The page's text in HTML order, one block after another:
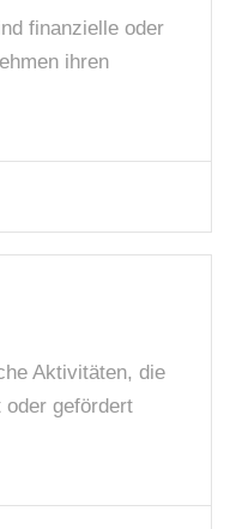
finanzielle oder
ihren
Aktivitäten, die
oder gefördert